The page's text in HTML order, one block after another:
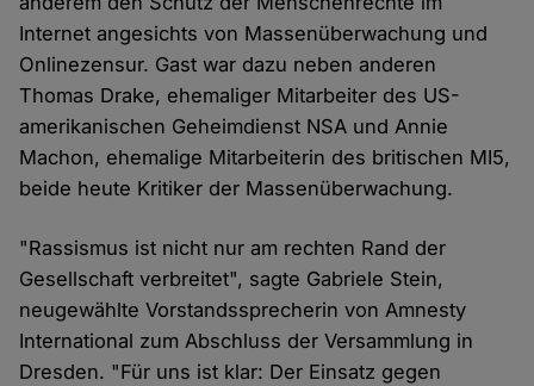
Internet angesichts von Massenüberwachung und
Onlinezensur. Gast war dazu neben anderen
Thomas Drake, ehemaliger Mitarbeiter des US-
amerikanischen Geheimdienst NSA und Annie
Machon, ehemalige Mitarbeiterin des britischen MI5,
beide heute Kritiker der Massenüberwachung.
"Rassismus ist nicht nur am rechten Rand der
Gesellschaft verbreitet", sagte Gabriele Stein,
neugewählte Vorstandssprecherin von Amnesty
International zum Abschluss der Versammlung in
Dresden. "Für uns ist klar: Der Einsatz gegen